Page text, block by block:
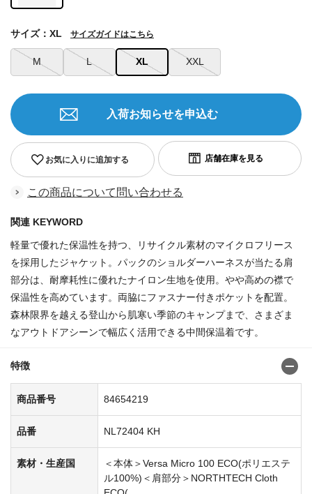
M L XL XXL
サイズ：XL サイズガイドはこちら
お気に入りに追加する
入荷お知らせを申込む
この商品について問い合わせる
関連 KEYWORD
軽量で優れた保温性を持つ、リサイクル素材のマイクロフリース
を採用したジャケット。パックのショルダーハーネスが当たる肩
部分は、耐摩耗性に優れたナイロン生地を使用。やや高めの襟で
保温性を高めています。両脇にファスナー付きポケットを配置。
森林限界を越える登山から肌寒い季節のキャンプまで、さまざま
なアウトドアシーンで幅広く活用できる中間保温着です。
特徴
商品番号 84654219
品番 NL72404 KH
素材・生産国
＜本体＞Versa Micro 100 ECO(ポリエステ
ル100%)＜肩部分＞NORTHTECH Cloth